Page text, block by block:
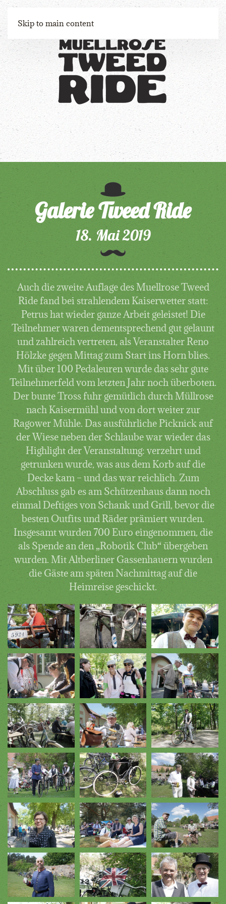
Skip to main content
Galerie Tweed Ride
18. Mai 2019
Auch die zweite Auflage des Muellrose Tweed
Ride fand bei strahlendem Kaiserwetter statt:
Petrus hat wieder ganze Arbeit geleistet! Die
Teilnehmer waren dementsprechend gut gelaunt
und zahlreich vertreten, als Veranstalter Reno
Hölzke gegen Mittag zum Start ins Horn blies.
Mit über 100 Pedaleuren wurde das sehr gute
Teilnehmerfeld vom letzten Jahr noch überboten.
Der bunte Tross fuhr gemütlich durch Müllrose
nach Kaisermühl und von dort weiter zur
Ragower Mühle. Das ausführliche Picknick auf
der Wiese neben der Schlaube war wieder das
Highlight der Veranstaltung: verzehrt und
getrunken wurde, was aus dem Korb auf die
Decke kam – und das war reichlich. Zum
Abschluss gab es am Schützenhaus dann noch
einmal Deftiges von Schank und Grill, bevor die
besten Outfits und Räder prämiert wurden.
Insgesamt wurden 700 Euro eingenommen, die
als Spende an den „Robotik Club“ übergeben
wurden. Mit Altberliner Gassenhauern wurden
die Gäste am späten Nachmittag auf die
Heimreise geschickt.